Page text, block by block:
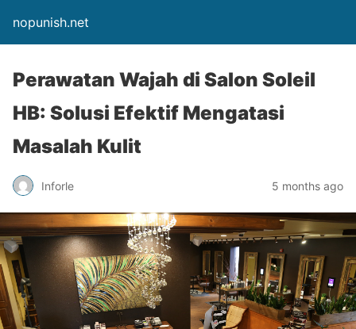
nopunish.net
Perawatan Wajah di Salon Soleil
HB: Solusi Efektif Mengatasi
Masalah Kulit
Inforle 5 months ago